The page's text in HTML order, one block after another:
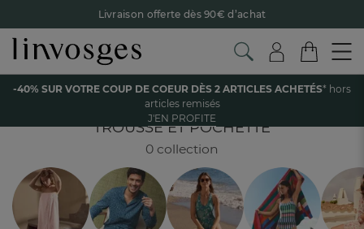
Livraison offerte dès 90€ d’achat
Retour offert avec Colissimo* !
Payez en 3x ou 4x sans frais avec Alma
Le parrainage Linvosges : offrez 15€, recevez 15€ !
Je
découvre
-40% sur votre coup de coeurdès 2 articles achetés !
profite
-40% SUR VOTRE COUP DE COEUR DÈS 2 ARTICLES ACHETÉS* hors
articles remisés
J'EN PROFITE
Accueil Les vêtements Femme
Trousse et pochette
Trousse et pochette 25x17 5 cm ouvert
TROUSSE ET POCHETTE
0 collection